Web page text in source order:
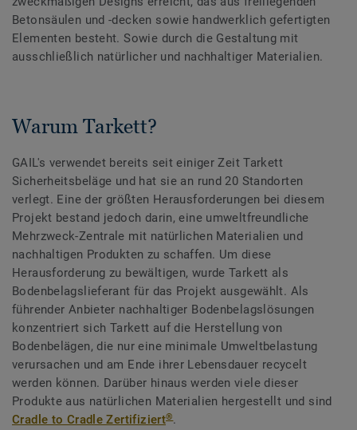
Betonsäulen und -decken sowie handwerklich gefertigten
Elementen besteht. Sowie durch die Gestaltung mit
ausschließlich natürlicher und nachhaltiger Materialien.
Warum Tarkett?
GAIL's verwendet bereits seit einiger Zeit Tarkett
Sicherheitsbeläge und hat sie an rund 20 Standorten
verlegt. Eine der größten Herausforderungen bei diesem
Projekt bestand jedoch darin, eine umweltfreundliche
Mehrzweck-Zentrale mit natürlichen Materialien und
nachhaltigen Produkten zu schaffen. Um diese
Herausforderung zu bewältigen, wurde Tarkett als
Bodenbelagslieferant für das Projekt ausgewählt. Als
führender Anbieter nachhaltiger Bodenbelagslösungen
konzentriert sich Tarkett auf die Herstellung von
Bodenbelägen, die nur eine minimale Umweltbelastung
verursachen und am Ende ihrer Lebensdauer recycelt
werden können. Darüber hinaus werden viele dieser
Produkte aus natürlichen Materialien hergestellt und sind
Cradle to Cradle Zertifiziert®.